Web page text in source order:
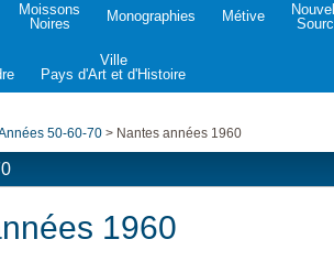
Moissons
Noires
Monographies Métive
Ville
Pays d'Art et d'Histoire
50-60-70 > Nantes années 1960
1960